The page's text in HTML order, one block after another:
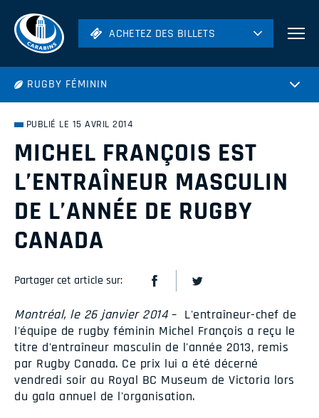
ACHETEZ DES BILLETS
Hockey
Volleyball
ACHETEZ DES BILLETS
RUGBY FÉMININ
PUBLIÉ LE 15 AVRIL 2014
MICHEL FRANÇOIS EST
L’ENTRAÎNEUR MASCULIN
DE L’ANNÉE DE RUGBY
CANADA
Partager cet article sur:
Montréal, le 26 janvier 2014– L'entraîneur-chef de
l'équipe de rugby féminin Michel François a reçu le
titre d'entraîneur masculin de l'année 2013, remis
par Rugby Canada. Ce prix lui a été décerné
vendredi soir au Royal BC Museum de Victoria lors
du gala annuel de l'organisation.